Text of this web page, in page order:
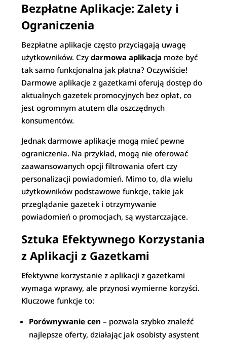
Bezpłatne Aplikacje: Zalety i
Ograniczenia
Bezpłatne aplikacje często przyciągają uwagę
użytkowników. Czydarmowa aplikacja może być
tak samo funkcjonalna jak płatna? Oczywiście!
Darmowe aplikacje z gazetkami oferują dostęp do
aktualnych gazetek promocyjnych bez opłat, co
jest ogromnym atutem dla oszczędnych
konsumentów.
Jednak darmowe aplikacje mogą mieć pewne
ograniczenia. Na przykład, mogą nie oferować
zaawansowanych opcji filtrowania ofert czy
personalizacji powiadomień. Mimo to, dla wielu
użytkowników podstawowe funkcje, takie jak
przeglądanie gazetek i otrzymywanie
powiadomień o promocjach, są wystarczające.
Sztuka Efektywnego Korzystania
z Aplikacji z Gazetkami
Efektywne korzystanie z aplikacji z gazetkami
wymaga wprawy, ale przynosi wymierne korzyści.
Kluczowe funkcje to:
Porównywanie cen – pozwala szybko znaleźć
najlepsze oferty, działając jak osobisty asystent